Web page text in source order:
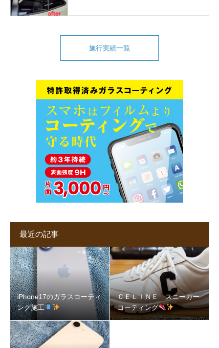
施行実績一覧
最近の記事
iPhone17のガラスコーティ
ング施工
ＣＥＬＩＮＥ スニーカー
コーティング